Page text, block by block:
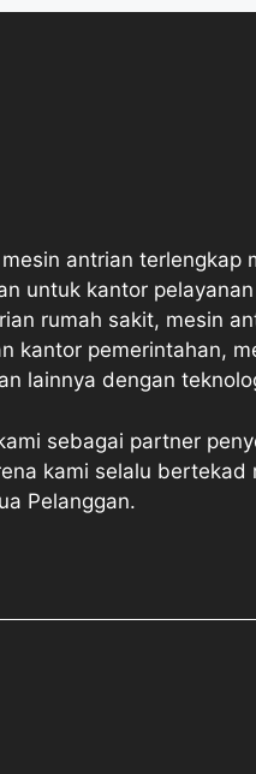
antrian terlengkap
untuk kantor
rumah sakit, mesin
kantor pemerintahan,
lainnya dengan
sebagai partner
kami selalu bertekad
Pelanggan.